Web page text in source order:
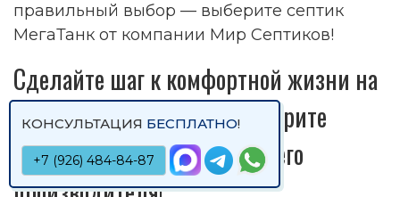
правильный выбор — выберите септик
МегаТанк от компании Мир Септиков!
Сделайте шаг к комфортной жизни на
загородном участке — выберите
надёжный септик от ведущего
КОНСУЛЬТАЦИЯ БЕСПЛАТНО!
+7 (926) 484-84-87